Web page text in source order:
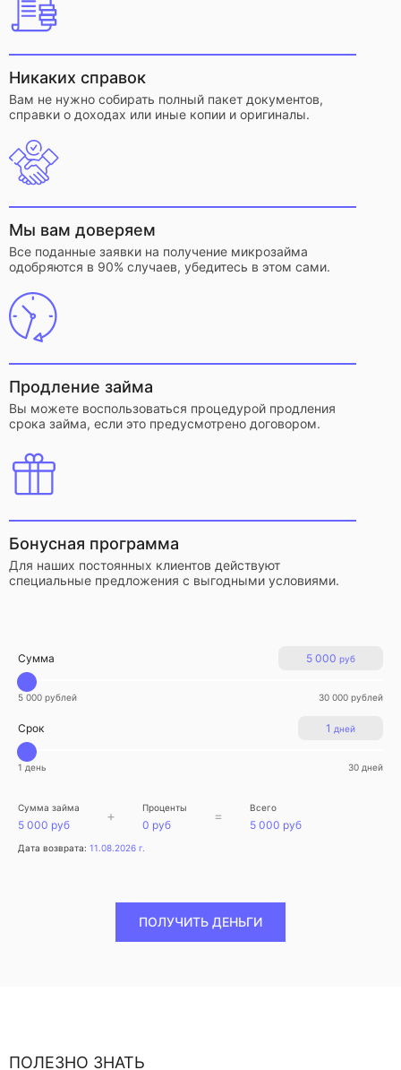
Никаких справок
Вам не нужно собирать полный пакет документов,
справки о доходах или иные копии и оригиналы.
Мы вам доверяем
Все поданные заявки на получение микрозайма
одобряются в 90% случаев, убедитесь в этом сами.
Продление займа
Вы можете воспользоваться процедурой продления
срока займа, если это предусмотрено договором.
Бонусная программа
Для наших постоянных клиентов действуют
специальные предложения с выгодными условиями.
5 000 руб
Сумма
5 000 рублей 30 000 рублей
1 дней
Срок
1 день 30 дней
Сумма займа
5 000 руб
+ Проценты
0 руб
= Всего
5 000 руб
Дата возврата: 11.08.2026 г.
ПОЛУЧИТЬ ДЕНЬГИ
ПОЛЕЗНО ЗНАТЬ